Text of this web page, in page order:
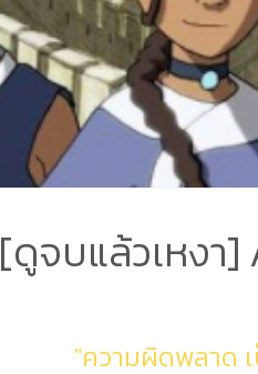
[ดูจบแล้วเหงา
"ความผิดพลาด